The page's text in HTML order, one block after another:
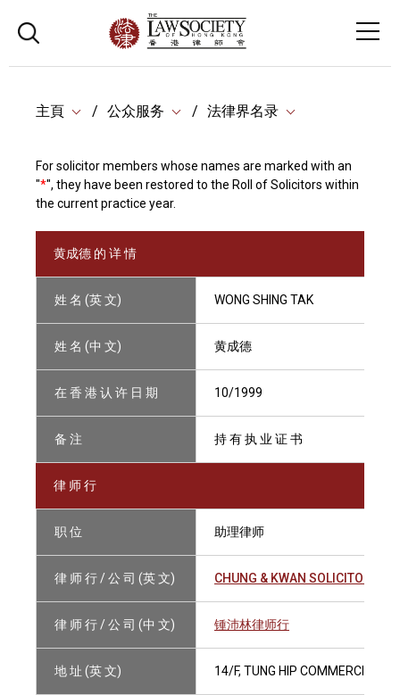
主頁 公众服务 法律界名录
For solicitor members whose names are marked with an
"*", they have been restored to the Roll of Solicitors within
the current practice year.
黄成德 的 详 情
姓 名 (英 文) WONG SHING TAK
姓 名 (中 文) 黄成德
在 香 港 认 许 日 期 10/1999
备 注 持 有 执 业 证 书
律 师 行
职 位 助理律师
律 师 行 / 公 司 (英 文) CHUNG & KWAN SOLICITORS
律 师 行 / 公 司 (中 文) 锺沛林律师行
地 址 (英 文) 14/F, TUNG HIP COMMERCIAL